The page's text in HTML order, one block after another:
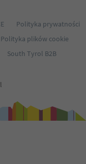
Polityka prywatności
Polityka plików cookie
South Tyrol B2B